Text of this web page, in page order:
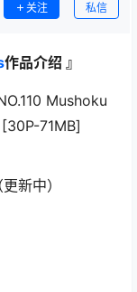
关注 私信
作品介绍 』
Mushoku
[30P-71MB]
新中）